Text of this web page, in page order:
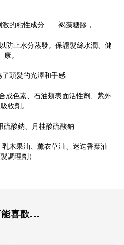
激的粘性成分——褐藻糖膠，
防止水分蒸發。保證髮絲水潤、健
康。
頭髮的光澤和手感
成色素、石油類表面活性劑、紫外
收劑。
酸鈉、月桂酸硫酸鈉
木果油、薰衣草油、迷迭香葉油
髮調理劑）
喜歡...